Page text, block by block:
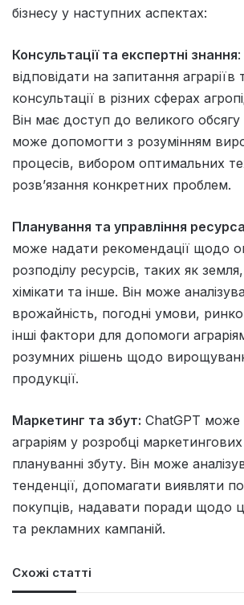
бізнесу у наступних аспектах:
Консультації та експертні знання
відповідати на запитання
консультації в різних сферах
Він має доступ до великого обсягу
може допомогти з розумінням
процесів, вибором оптимальних
розв’язання конкретних проблем.
Планування та управління
може надати рекомендації щодо
розподілу ресурсів, таких як
хімікати та інше. Він може
врожайність, погодні умови,
інші фактори для допомоги
розумних рішень щодо
продукції.
Маркетинг та збут: ChatGPT
аграріям у розробці маркетингових
плануванні збуту. Він може
тенденції, допомагати виявляти
покупців, надавати поради щодо
та рекламних кампаній.
Схожі статті